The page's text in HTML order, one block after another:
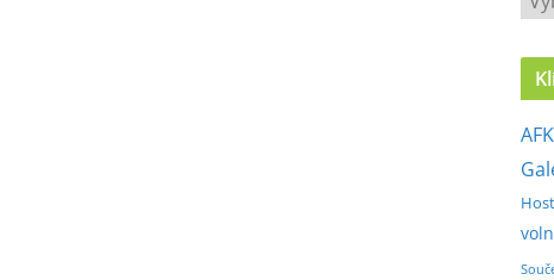
c
v
d
l
e
m